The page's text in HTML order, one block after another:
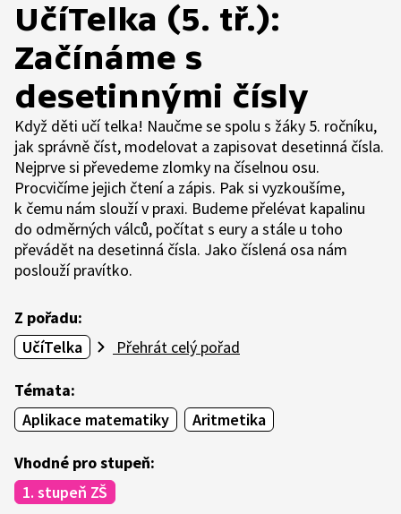
UčíTelka (5. tř.):
Začínáme s
desetinnými čísly
Když děti učí telka! Naučme se spolu s žáky 5. ročníku,
jak správně číst, modelovat a zapisovat desetinná čísla.
Nejprve si převedeme zlomky na číselnou osu.
Procvičíme jejich čtení a zápis. Pak si vyzkoušíme,
k čemu nám slouží v praxi. Budeme přelévat kapalinu
do odměrných válců, počítat s eury a stále u toho
převádět na desetinná čísla. Jako číslená osa nám
poslouží pravítko.
Z pořadu:
UčíTelka
Přehrát celý pořad
Témata:
Aplikace matematiky
Aritmetika
Vhodné pro stupeň:
1. stupeň ZŠ